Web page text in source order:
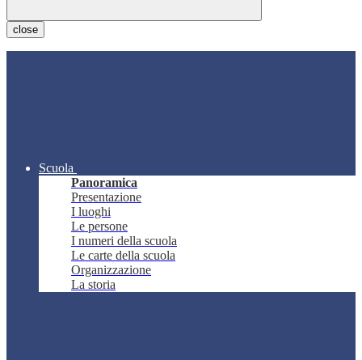
close
Scuola
Panoramica
Presentazione
I luoghi
Le persone
I numeri della scuola
Le carte della scuola
Organizzazione
La storia